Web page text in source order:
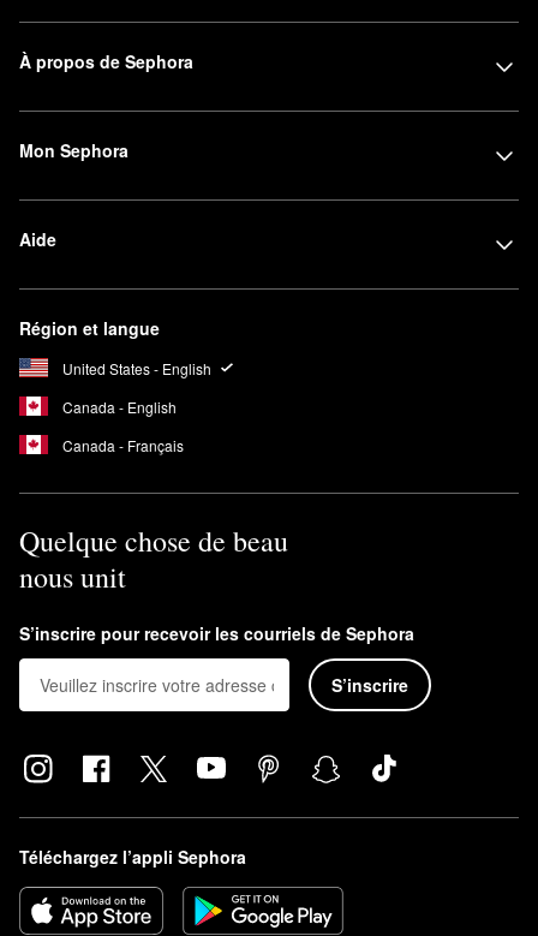
À propos de Sephora
Mon Sephora
Aide
Région et langue
United States - English
Canada - English
Canada - Français
Quelque chose de beau
nous unit
S’inscrire pour recevoir les courriels de Sephora
S’inscrire
Téléchargez l’appli Sephora